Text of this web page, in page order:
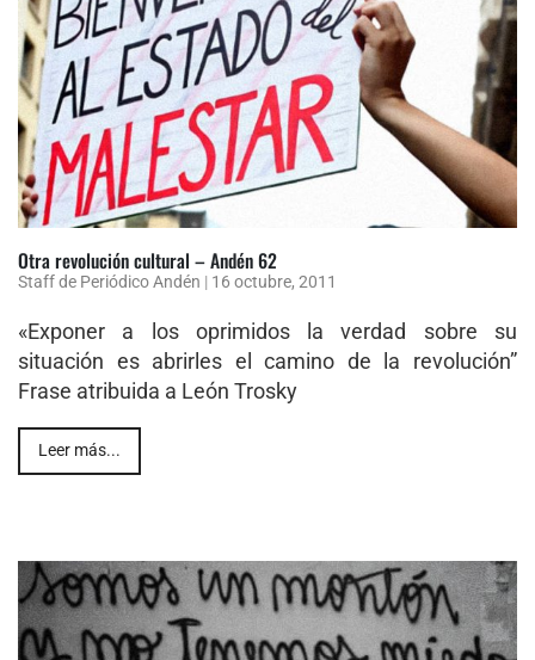
Otra revolución cultural – Andén 62
Staff de Periódico Andén | 16 octubre, 2011
«Exponer a los oprimidos la verdad sobre su
situación es abrirles el camino de la revolución”
Frase atribuida a León Trosky
Leer más...